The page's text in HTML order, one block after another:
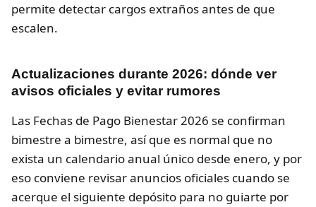
permite detectar cargos extraños antes de que
escalen.
Actualizaciones durante 2026: dónde ver
avisos oficiales y evitar rumores
Las Fechas de Pago Bienestar 2026 se confirman
bimestre a bimestre, así que es normal que no
exista un calendario anual único desde enero, y por
eso conviene revisar anuncios oficiales cuando se
acerque el siguiente depósito para no guiarte por